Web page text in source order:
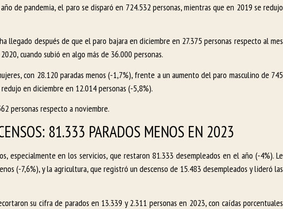
de pandemia, el paro se disparó en 724.532 personas, mientras que en 2019 se redujo
llegado después de que el paro bajara en diciembre en 27.375 personas respecto al mes
cuando subió en algo más de 36.000 personas.
con 28.120 paradas menos (-1,7%), frente a un aumento del paro masculino de 745
en diciembre en 12.014 personas (-5,8%).
personas respecto a noviembre.
81.333 PARADOS MENOS EN 2023
especialmente en los servicios, que restaron 81.333 desempleados en el año (-4%). Le
(-7,6%), y la agricultura, que registró un descenso de 15.483 desempleados y lideró las
su cifra de parados en 13.339 y 2.311 personas en 2023, con caídas porcentuales